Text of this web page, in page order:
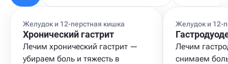
Желудок и 12-перстная кишка
Хронический гастрит
Лечим хронический гастрит —
убираем боль и тяжесть в
Желудок и 12-
Лечим
снимаем